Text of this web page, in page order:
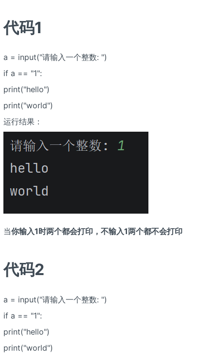
代码1
a = input("请输入一个整数: ")
if a == "1":
print("hello")
print("world")
运行结果：
当你输入1时两个都会打印，不输入1两个都不会打印
代码2
a = input("请输入一个整数: ")
if a == "1":
print("hello")
print("world")